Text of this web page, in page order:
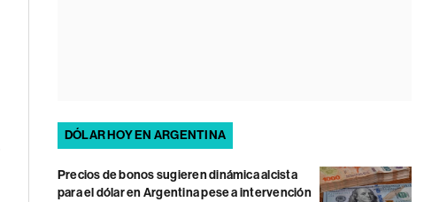
DÓLAR HOY EN ARGENTINA
Precios de bonos sugieren dinámica alcista
para el dólar en Argentina pese a intervención